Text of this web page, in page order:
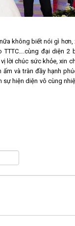
không biết nói gì hơn,
TTTC….cùng đại diện 2
lời chúc sức khỏe, xin
và tràn đầy hạnh
sự hiện diện vô cùng